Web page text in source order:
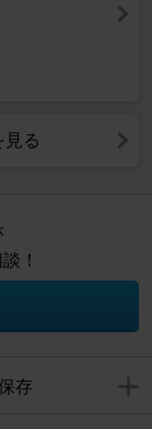
見る
！
存